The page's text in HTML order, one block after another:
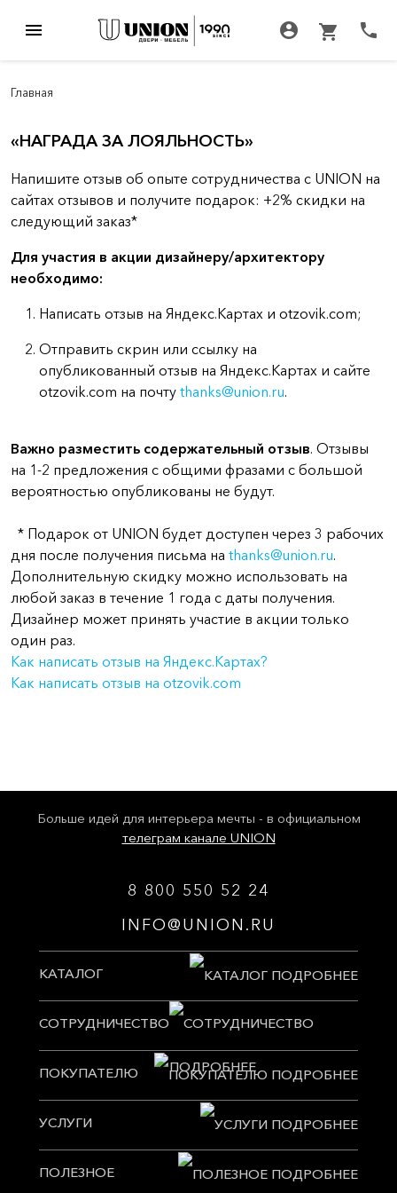
menu account_circle shopping_cart call
Главная
«НАГРАДА ЗА ЛОЯЛЬНОСТЬ»
Напишите отзыв об опыте сотрудничества с UNION на
сайтах отзывов и получите подарок: +2% скидки на
следующий заказ*
Для участия в акции дизайнеру/архитектору
необходимо:
Написать отзыв на Яндекс.Картах и otzovik.com;
Отправить скрин или ссылку на
опубликованный отзыв на Яндекс.Картах и сайте
otzovik.com на почту thanks@union.ru.
Важно разместить содержательный отзыв. Отзывы
на 1-2 предложения с общими фразами с большой
вероятностью опубликованы не будут.
* Подарок от UNION будет доступен через 3 рабочих
дня после получения письма на thanks@union.ru.
Дополнительную скидку можно использовать на
любой заказ в течение 1 года с даты получения.
Дизайнер может принять участие в акции только
один раз.
Как написать отзыв на Яндекс.Картах?
Как написать отзыв на otzovik.com
Больше идей для интерьера мечты - в официальном
телеграм канале UNION
8 800 550 52 24
INFO@UNION.RU
КАТАЛОГ
СОТРУДНИЧЕСТВО
ПОКУПАТЕЛЮ
УСЛУГИ
ПОЛЕЗНОЕ